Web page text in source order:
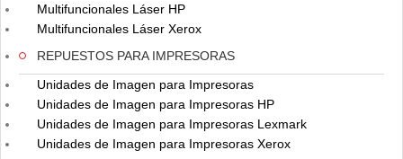
Multifuncionales Láser HP
Multifuncionales Láser Xerox
REPUESTOS PARA IMPRESORAS
Unidades de Imagen para Impresoras
Unidades de Imagen para Impresoras HP
Unidades de Imagen para Impresoras Lexmark
Unidades de Imagen para Impresoras Xerox